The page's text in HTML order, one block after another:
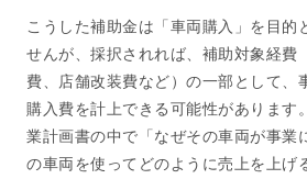
こうした補助金は「車両購入」を目的
せんが、採択されれば、補助対象経費
費、店舗改装費など）の一部として、
購入費を計上できる可能性があります
業計画書の中で「なぜその車両が事業
の車両を使ってどのように売上を上げ